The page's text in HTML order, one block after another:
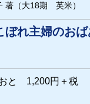
著（大18期 英米）
ぼれ主婦のお
と 1,200円＋税